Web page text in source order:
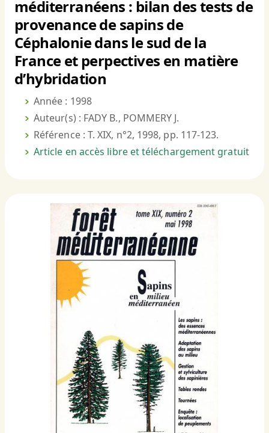
méditerranéens : bilan des tests de
provenance de sapins de
Céphalonie dans le sud de la
France et perpectives en matière
d’hybridation
Année : 1998
Auteur(s) : FADY B., POMMERY J.
Référence : T. XIX, n°2, 1998, pp. 117-123.
Article en accès libre et téléchargement gratuit